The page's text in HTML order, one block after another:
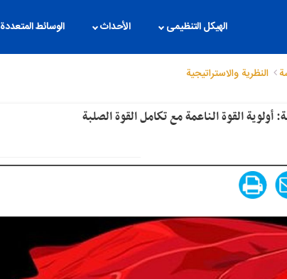
الهیکل التنظیمی الأحداث الوسائط المتعددة
النظریة والاستراتیجیة
أولوية القوة الناعمة مع تكامل القوة الصلبة